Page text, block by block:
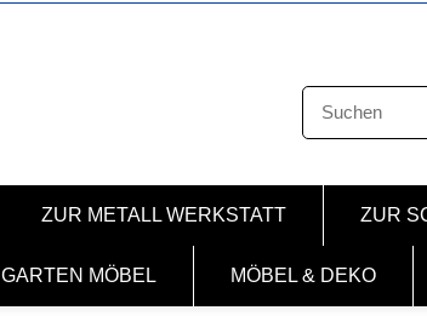
ZUR METALL WERKSTATT ZUR
GARTEN MÖBEL MÖBEL & DEKO